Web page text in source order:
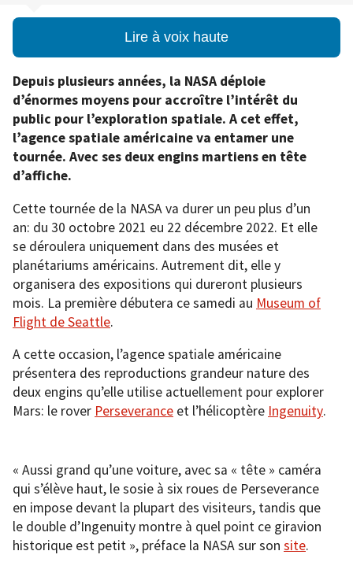
Lire à voix haute
Depuis plusieurs années, la NASA déploie
d’énormes moyens pour accroître l’intérêt du
public pour l’exploration spatiale. A cet effet,
l’agence spatiale américaine va entamer une
tournée. Avec ses deux engins martiens en tête
d’affiche.
Cette tournée de la NASA va durer un peu plus d’un
an: du 30 octobre 2021 eu 22 décembre 2022. Et elle
se déroulera uniquement dans des musées et
planétariums américains. Autrement dit, elle y
organisera des expositions qui dureront plusieurs
mois. La première débutera ce samedi au Museum of
Flight de Seattle.
A cette occasion, l’agence spatiale américaine
présentera des reproductions grandeur nature des
deux engins qu’elle utilise actuellement pour explorer
Mars: le rover Perseverance et l’hélicoptère Ingenuity.
« Aussi grand qu’une voiture, avec sa « tête » caméra
qui s’élève haut, le sosie à six roues de Perseverance
en impose devant la plupart des visiteurs, tandis que
le double d’Ingenuity montre à quel point ce giravion
historique est petit », préface la NASA sur son site.